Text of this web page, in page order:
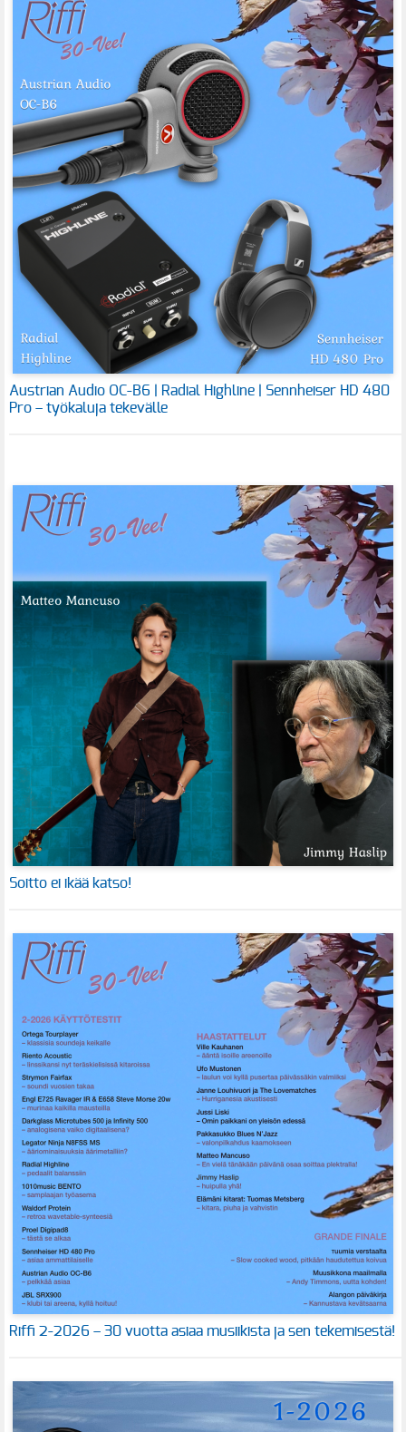
Austrian Audio OC-B6 | Radial Highline | Sennheiser HD 480
Pro – työkaluja tekevälle
Soitto ei ikää katso!
Riffi 2-2026 – 30 vuotta asiaa musiikista ja sen tekemisestä!